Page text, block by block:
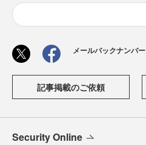
メールバックナンバー
記事掲載のご依頼
Security Online